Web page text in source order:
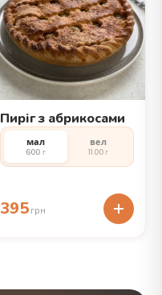
Пиріг з абрикосами
мал
600 г
вел
1100 г
395 грн